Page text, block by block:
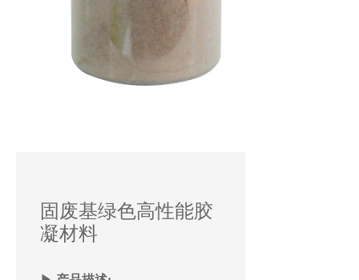
固废基绿色高性能胶
凝材料